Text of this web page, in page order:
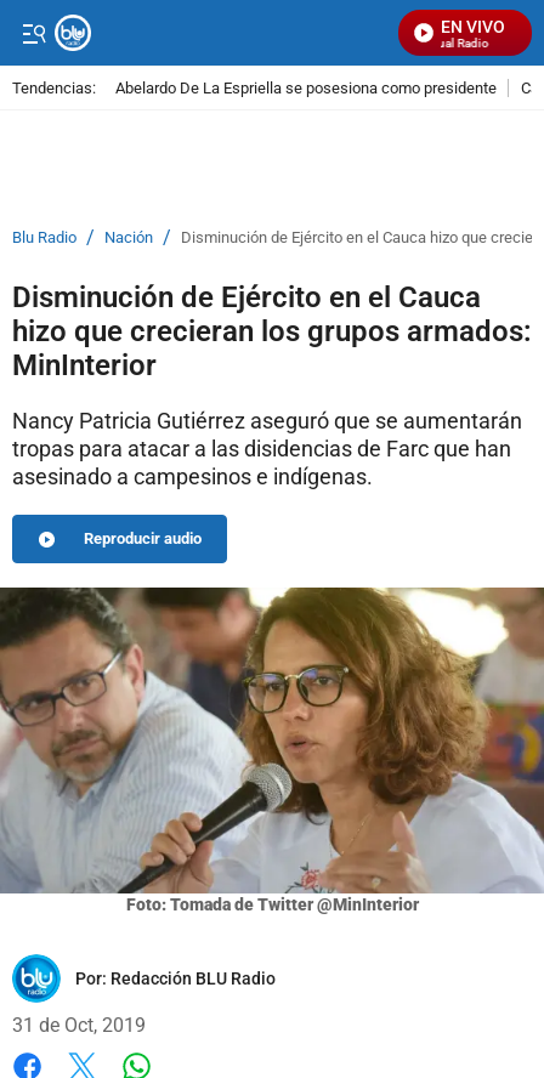
EN VIVO
Señal Visual Radio
Tendencias: Abelardo De La Espriella se posesiona como presidente
Blu Radio / Nación / Disminución de Ejército en el Cauca hizo que
Disminución de Ejército en el Cauca
hizo que crecieran los grupos armados:
MinInterior
Nancy Patricia Gutiérrez aseguró que se aumentarán
tropas para atacar a las disidencias de Farc que han
asesinado a campesinos e indígenas.
Reproducir audio
Foto: Tomada de Twitter @MinInterior
Por: Redacción BLU Radio
31 de Oct, 2019